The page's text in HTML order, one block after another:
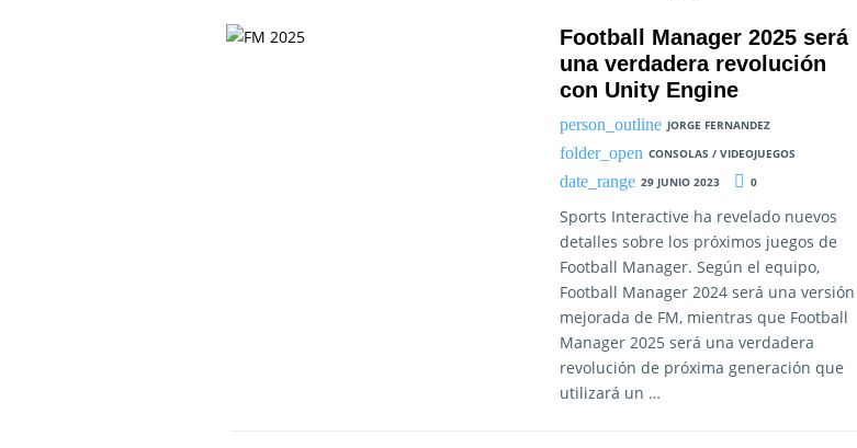
Football Manager 2025 será
una verdadera revolución
con Unity Engine
JORGE FERNANDEZ
CONSOLAS / VIDEOJUEGOS
29 JUNIO 2023
0
Sports Interactive ha revelado nuevos
detalles sobre los próximos juegos de
Football Manager. Según el equipo,
Football Manager 2024 será una versión
mejorada de FM, mientras que Football
Manager 2025 será una verdadera
revolución de próxima generación que
utilizará un …